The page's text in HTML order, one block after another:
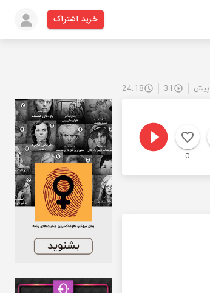
خرید اشتراک
31
24:18
0